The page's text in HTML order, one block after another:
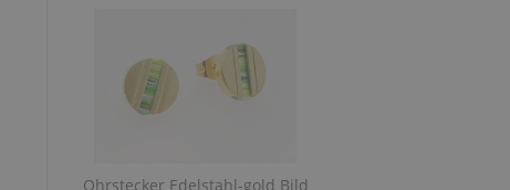
Ohrstecker Edelstahl-gold Bild